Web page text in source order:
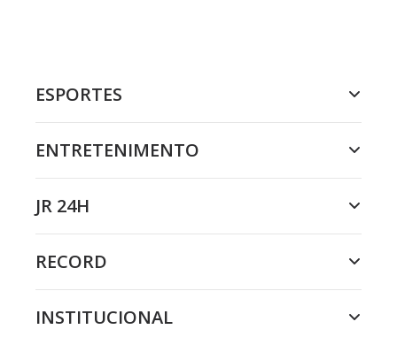
ESPORTES
ENTRETENIMENTO
JR 24H
RECORD
INSTITUCIONAL